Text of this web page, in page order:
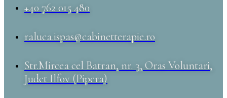
+40 762 015 480
raluca.ispas@cabinetterapie.ro
Str.Mircea cel Batran, nr. 3, Oras Voluntari,
Judet Ilfov (Pipera)